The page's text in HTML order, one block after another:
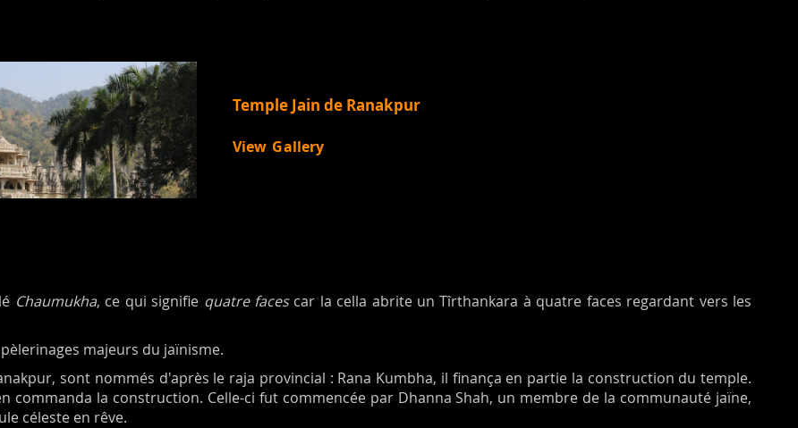
Temple Jain de Ranakpur
View Gallery
Chaumukha, ce qui signifie quatre facescar la cella abrite un Tîrthankara à quatre faces regardant vers les
majeurs du jaïnisme.
sont nommés d'après le raja provincial : Rana Kumbha, il finança en partie la construction du temple.
commanda la construction. Celle-ci fut commencée par Dhanna Shah, un membre de la communauté jaïne,
céleste en rêve.